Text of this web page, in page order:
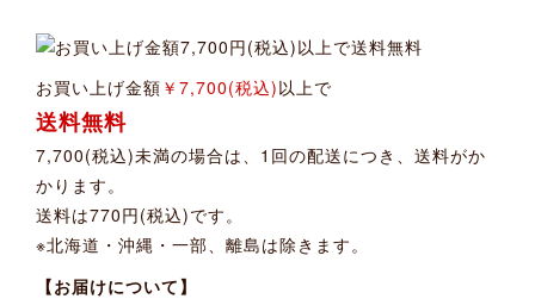
お買い上げ金額 ￥7,700(税込)以上で
送料無料
7,700(税込)未満の場合は、1回の配送につき、送料がか
かります。
送料は770円(税込)です。
※北海道・沖縄・一部、離島は除きます。
【お届けについて】